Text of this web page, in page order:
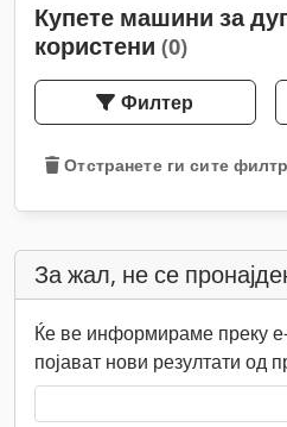
Купете машини за
користени (0)
Филтер
Отстранете ги сите
За жал, не се
Ќе ве информираме преку
појават нови резултати од